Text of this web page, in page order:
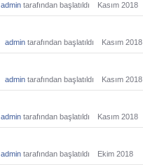
admin tarafından başlatıldı Kasım 2018
admin tarafından başlatıldı Kasım 2018
admin tarafından başlatıldı Kasım 2018
admin tarafından başlatıldı Kasım 2018
admin tarafından başlatıldı Ekim 2018